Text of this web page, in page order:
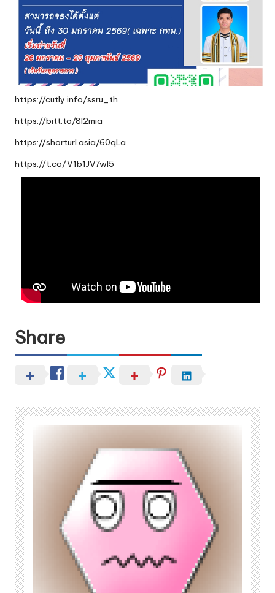
https://cutly.info/ssru_th
https://bitt.to/8l2mia
https://shorturl.asia/60qLa
https://t.co/V1b1JV7wI5
Share